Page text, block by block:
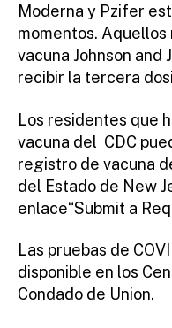
Moderna y Pzifer
momentos.
vacuna Johnson and
recibir la tercera
Los residentes que
vacuna del CDC
registro de vacuna
del Estado de New
enlace“Submit a
Las pruebas de
disponible en los
Condado de Union.